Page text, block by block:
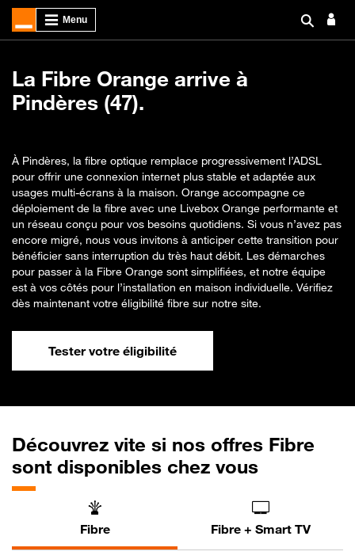
La Fibre Orange arrive à
Pindères (47).
À Pindères, la fibre optique remplace progressivement l’ADSL
pour offrir une connexion internet plus stable et adaptée aux
usages multi-écrans à la maison. Orange accompagne ce
déploiement de la fibre avec une Livebox Orange performante et
un réseau conçu pour vos besoins quotidiens. Si vous n’avez pas
encore migré, nous vous invitons à anticiper cette transition pour
bénéficier sans interruption du très haut débit. Les démarches
pour passer à la Fibre Orange sont simplifiées, et notre équipe
est à vos côtés pour l’installation en maison individuelle. Vérifiez
dès maintenant votre éligibilité fibre sur notre site.
Tester votre éligibilité
Découvrez vite si nos offres Fibre
sont disponibles chez vous
Fibre Fibre + Smart TV